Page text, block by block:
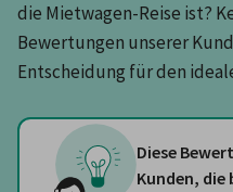
die Mietwagen-Reise ist?
Bewertungen unserer
Entscheidung für den
Diese
Kunden, die